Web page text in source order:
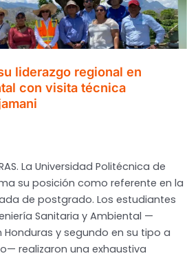
liderazgo regional en
con visita técnica
La Universidad Politécnica de
su posición como referente en la
de postgrado. Los estudiantes
Sanitaria y Ambiental —
y segundo en su tipo a
realizaron una exhaustiva